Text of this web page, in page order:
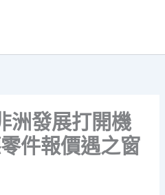
洲發展打開機
件報價遇之窗